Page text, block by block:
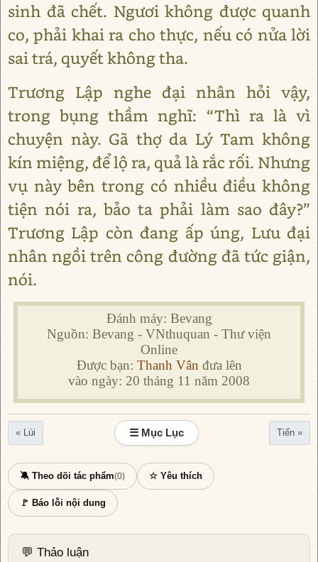
sinh đã chết. Ngươi không được quanh
co, phải khai ra cho thực, nếu có nửa lời
sai trá, quyết không tha.
Trương Lập nghe đại nhân hỏi vậy,
trong bụng thầm nghĩ: “Thì ra là vì
chuyện này. Gã thợ da Lý Tam không
kín miệng, để lộ ra, quả là rắc rối. Nhưng
vụ này bên trong có nhiều điều không
tiện nói ra, bảo ta phải làm sao đây?”
Trương Lập còn đang ấp úng, Lưu đại
nhân ngồi trên công đường đã tức giận,
nói.
Đánh máy: Bevang
Nguồn: Bevang - VNthuquan - Thư viện
Online
Được bạn: Thanh Vân đưa lên
vào ngày: 20 tháng 11 năm 2008
« Lùi ☰ Mục Lục Tiến »
🔕 Theo dõi tác phẩm(0) ☆ Yêu thích
🚩 Báo lỗi nội dung
💬 Thảo luận